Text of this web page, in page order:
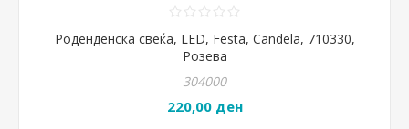
Роденденска свеќа, LED, Festa, Candela, 710330,
Розева
304000
220,00 ден